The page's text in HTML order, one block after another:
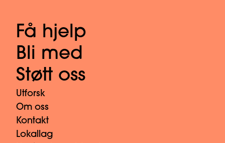
Få hjelp
Bli med
Støtt oss
Utforsk
Om oss
Kontakt
Lokallag